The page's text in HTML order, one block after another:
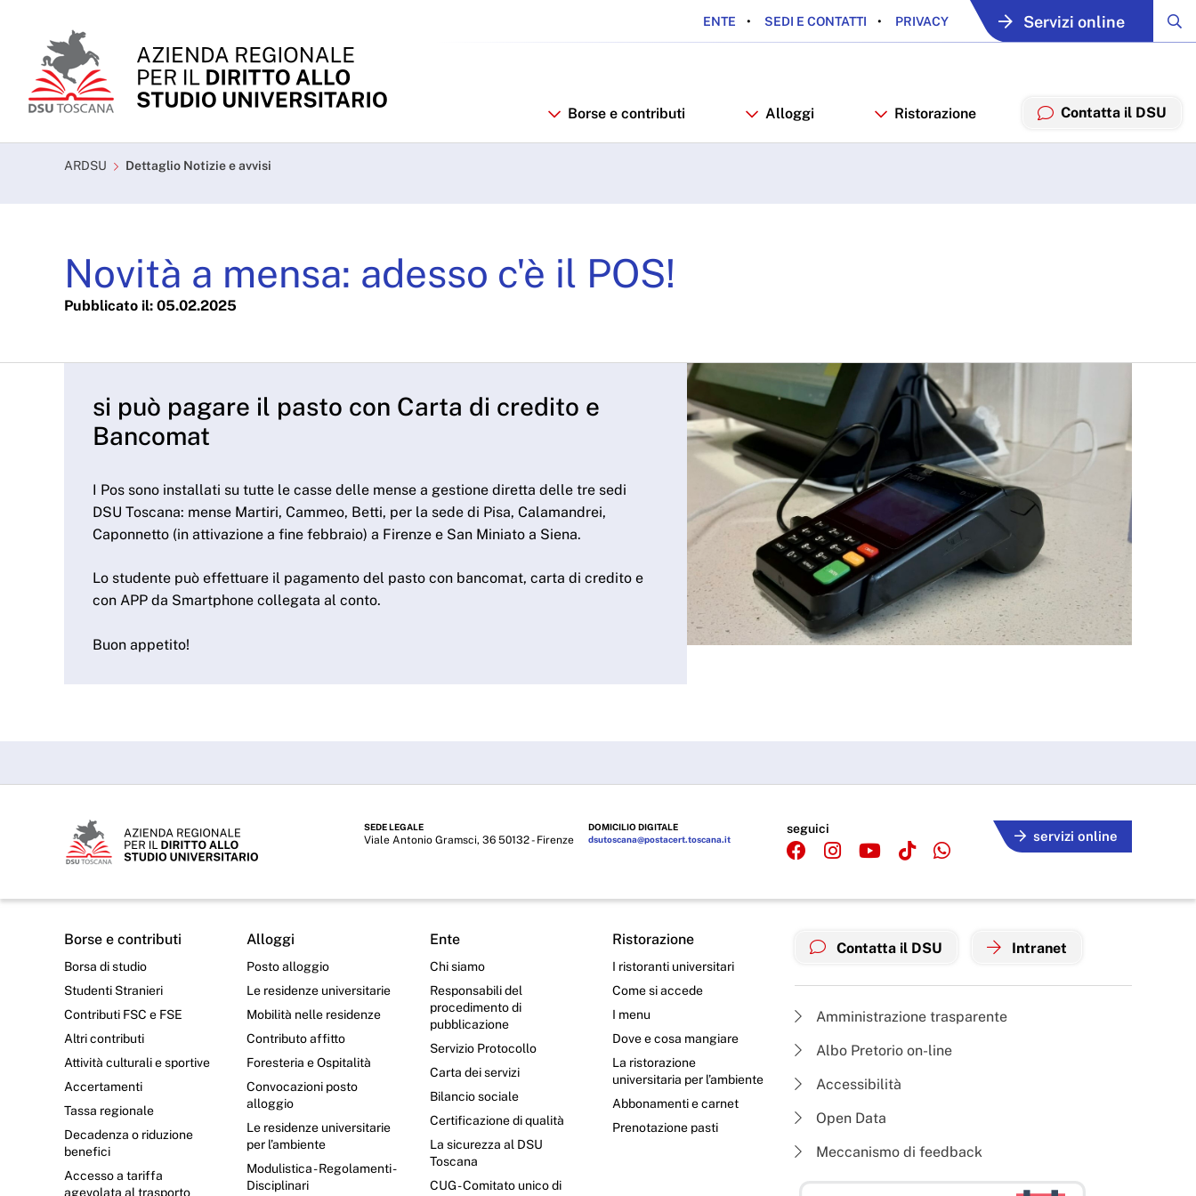
ENTE SEDI E CONTATTI PRIVACY Servizi online
Borse e contributi Alloggi Ristorazione Contatta il DSU
Novità a mensa: adesso c'è il POS! - ARDSU
ARDSU Dettaglio Notizie e avvisi
Novità a mensa: adesso c'è il POS!
Pubblicato il: 05.02.2025
si può pagare il pasto con Carta di credito e
Bancomat
I Pos sono installati su tutte le casse delle mense a gestione diretta delle tre sedi
DSU Toscana: mense Martiri, Cammeo, Betti, per la sede di Pisa, Calamandrei,
Caponnetto (in attivazione a fine febbraio) a Firenze e San Miniato a Siena.
Lo studente può effettuare il pagamento del pasto con bancomat, carta di credito e
con APP da Smartphone collegata al conto.
Buon appetito!
SEDE LEGALE
Viale Antonio Gramsci, 36 50132 - Firenze
DOMICILIO DIGITALE
dsutoscana@postacert.toscana.it
seguici
servizi online
Borse e contributi
Borsa di studio
Studenti Stranieri
Contributi FSC e FSE
Altri contributi
Attività culturali e sportive
Accertamenti
Tassa regionale
Decadenza o riduzione
benefici
Accesso a tariffa
agevolata al trasporto
Alloggi
Posto alloggio
Le residenze universitarie
Mobilità nelle residenze
Contributo affitto
Foresteria e Ospitalità
Convocazioni posto
alloggio
Le residenze universitarie
per l’ambiente
Modulistica - Regolamenti -
Disciplinari
Ente
Chi siamo
Responsabili del
procedimento di
pubblicazione
Servizio Protocollo
Carta dei servizi
Bilancio sociale
Certificazione di qualità
La sicurezza al DSU
Toscana
CUG - Comitato unico di
Ristorazione
I ristoranti universitari
Come si accede
I menu
Dove e cosa mangiare
La ristorazione
universitaria per l’ambiente
Abbonamenti e carnet
Prenotazione pasti
Contatta il DSU Intranet
Amministrazione trasparente
Albo Pretorio on-line
Accessibilità
Open Data
Meccanismo di feedback